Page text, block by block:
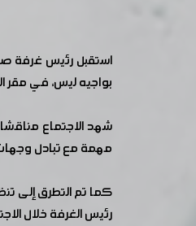
استقبل رئيس غرفة
بواجيه ليس، في مقر
شهد الاجتماع
مهمة مع تبادل
كما تم التطرق إلى
رئيس الغرفة خلال